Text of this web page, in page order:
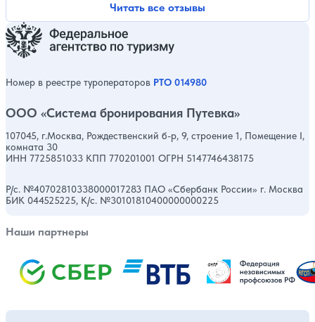
Читать все отзывы
Номер в реестре туроператоров РТО 014980
ООО «Система бронирования Путевка»
107045, г.Москва, Рождественский б-р, 9, строение 1, Помещение I,
комната 30
ИНН 7725851033 КПП 770201001 ОГРН 5147746438175
Р/с. №40702810338000017283 ПАО «Сбербанк России» г. Москва
БИК 044525225, К/с. №30101810400000000225
Наши партнеры